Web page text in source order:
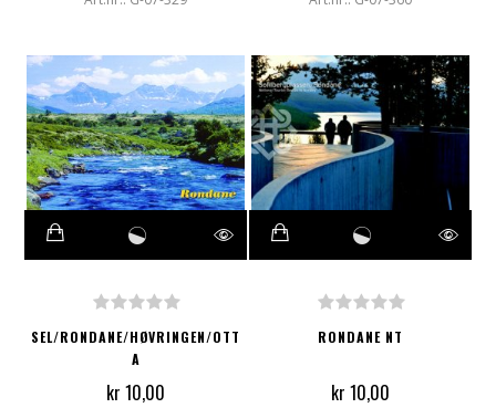
SEL/RONDANE/HØVRINGEN/OTT
A
kr 10,00
RONDANE NT
kr 10,00